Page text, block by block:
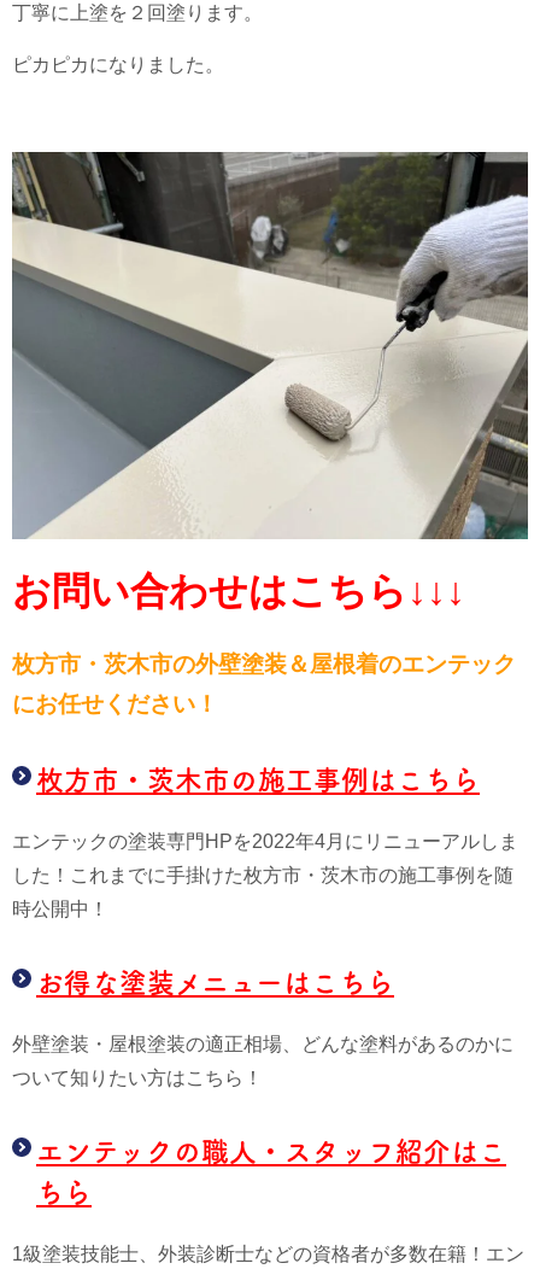
丁寧に上塗を２回塗ります。
ピカピカになりました。
お問い合わせはこちら↓↓↓
枚方市・茨木市の外壁塗装＆屋根着のエンテック
にお任せください！
枚方市・茨木市の施工事例はこちら
エンテックの塗装専門HPを2022年4月にリニューアルしま
した！これまでに手掛けた枚方市・茨木市の施工事例を随
時公開中！
お得な塗装メニューはこちら
外壁塗装・屋根塗装の適正相場、どんな塗料があるのかに
ついて知りたい方はこちら！
エンテックの職人・スタッフ紹介はこ
ちら
1級塗装技能士、外装診断士などの資格者が多数在籍！エン